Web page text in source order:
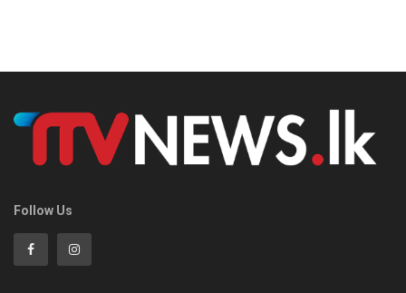
Follow Us